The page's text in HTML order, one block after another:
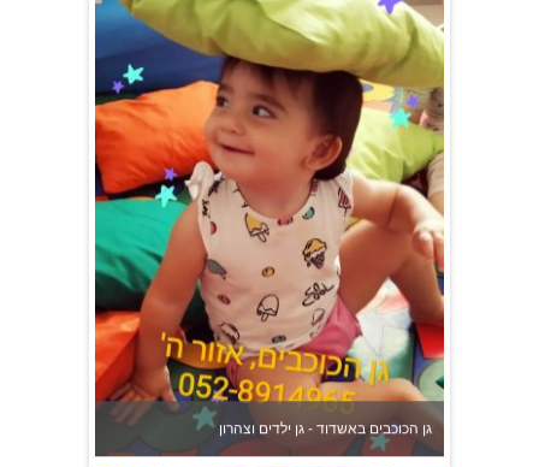
גן הכוכבים באשדוד - גן ילדים וצהרון